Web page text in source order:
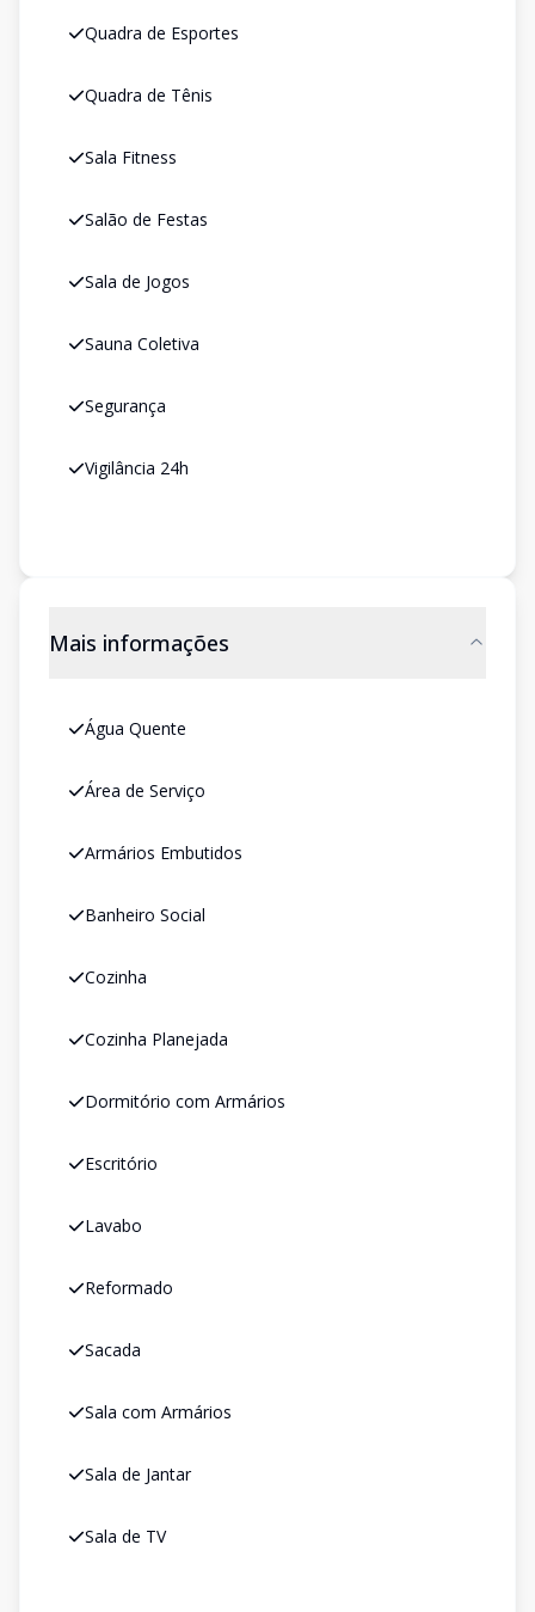
Quadra de Esportes
Quadra de Tênis
Sala Fitness
Salão de Festas
Sala de Jogos
Sauna Coletiva
Segurança
Vigilância 24h
Mais informações
Água Quente
Área de Serviço
Armários Embutidos
Banheiro Social
Cozinha
Cozinha Planejada
Dormitório com Armários
Escritório
Lavabo
Reformado
Sacada
Sala com Armários
Sala de Jantar
Sala de TV